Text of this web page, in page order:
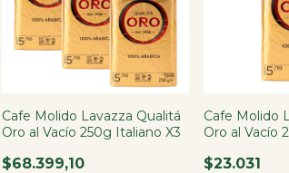
Cafe Molido Lavazza Qualitá
Oro al Vacío 250g Italiano X3
$68.399,10
Cafe Molido
Oro al Vacío
$23.031